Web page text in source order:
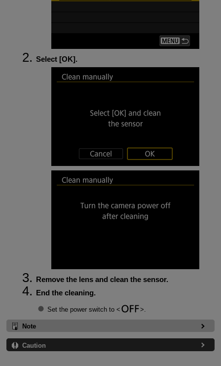
Select [OK].
Remove the lens and clean the sensor.
End the cleaning.
Set the power switch to
Note
Caution